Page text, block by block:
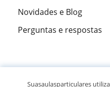
Novidades e Blog
Perguntas e respostas
Suasaulasparticulares